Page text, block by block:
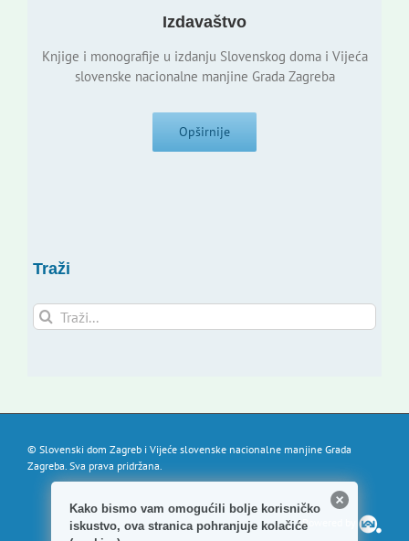
Izdavaštvo
Knjige i monografije u izdanju Slovenskog doma i Vijeća
slovenske nacionalne manjine Grada Zagreba
Opširnije
Traži
Traži...
© Slovenski dom Zagreb i Vijeće slovenske nacionalne manjine Grada
Zagreba. Sva prava pridržana.
Powered by
Kako bismo vam omogućili bolje korisničko
iskustvo, ova stranica pohranjuje kolačiće